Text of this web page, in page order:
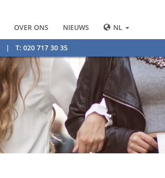
OVER ONS NIEUWS NL
| T: 020 717 30 35